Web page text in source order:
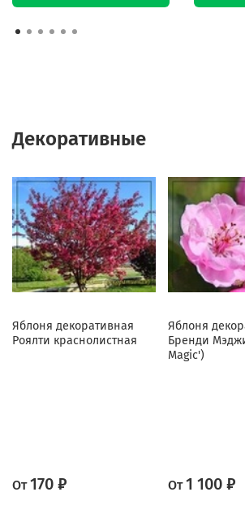
Декоративные
Яблоня декоративная
Роялти краснолистная
От 170 ₽
Яблоня
Бренди
Magic')
От 1 100 ₽